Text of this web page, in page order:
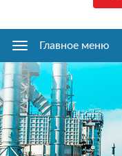
Главное
меню
Главное меню